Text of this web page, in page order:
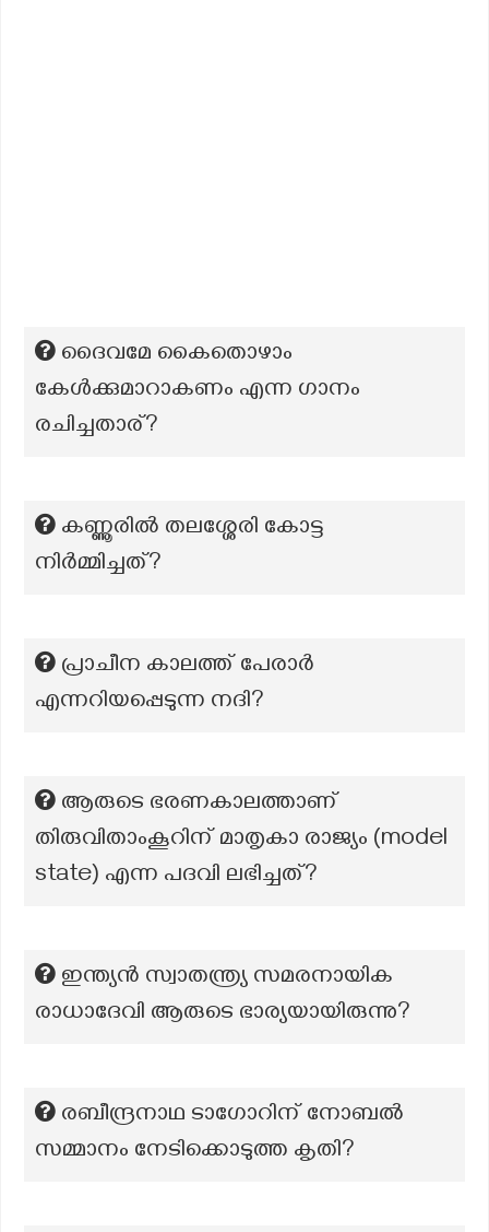
ദൈവമേ കൈതൊഴാം
കേൾക്കുമാറാകണം എന്ന ഗാനം
രചിച്ചതാര്?
കണ്ണൂരിൽ തലശ്ശേരി കോട്ട
നിർമ്മിച്ചത്?
പ്രാചീന കാലത്ത് പേരാർ
എന്നറിയപ്പെടുന്ന നദി?
ആരുടെ ഭരണകാലത്താണ്
തിരുവിതാംകൂറിന് മാതൃകാ രാജ്യം (model
state) എന്ന പദവി ലഭിച്ചത്?
ഇന്ത്യൻ സ്വാതന്ത്ര്യ സമരനായിക
രാധാദേവി ആരുടെ ഭാര്യയായിരുന്നു?
രബീന്ദ്രനാഥ ടാഗോറിന് നോബൽ
സമ്മാനം നേടിക്കൊടുത്ത കൃതി?